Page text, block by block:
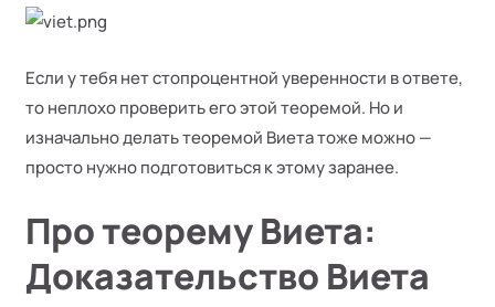
Если у тебя нет стопроцентной уверенности в ответе,
то неплохо проверить его этой теоремой. Но и
изначально делать теоремой Виета тоже можно —
просто нужно подготовиться к этому заранее.
Про теорему Виета:
Доказательство Виета